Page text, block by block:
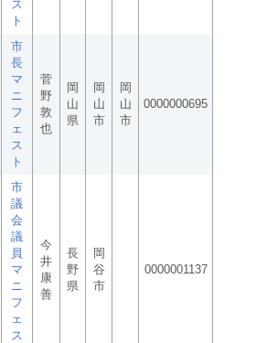
ス
ト
市
長
マ
ニ
フ
ェ
ス
ト
菅
野
敦
也
岡
山
県
岡
山
市
岡
山
市
0000000695
市
議
会
議
員
マ
ニ
フ
ェ
ス
今
井
康
善
長
野
県
岡
谷
市
0000001137